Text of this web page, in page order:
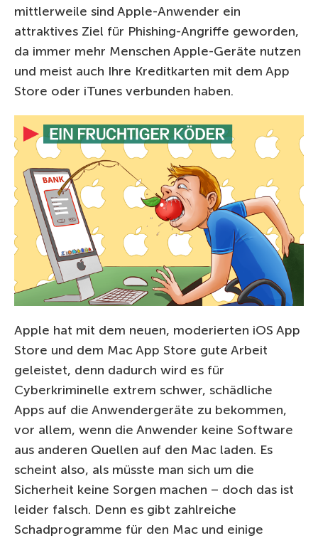
mittlerweile sind Apple-Anwender ein
attraktives Ziel für Phishing-Angriffe geworden,
da immer mehr Menschen Apple-Geräte nutzen
und meist auch Ihre Kreditkarten mit dem App
Store oder iTunes verbunden haben.
Apple hat mit dem neuen, moderierten iOS App
Store und dem Mac App Store gute Arbeit
geleistet, denn dadurch wird es für
Cyberkriminelle extrem schwer, schädliche
Apps auf die Anwendergeräte zu bekommen,
vor allem, wenn die Anwender keine Software
aus anderen Quellen auf den Mac laden. Es
scheint also, als müsste man sich um die
Sicherheit keine Sorgen machen – doch das ist
leider falsch. Denn es gibt zahlreiche
Schadprogramme für den Mac und einige